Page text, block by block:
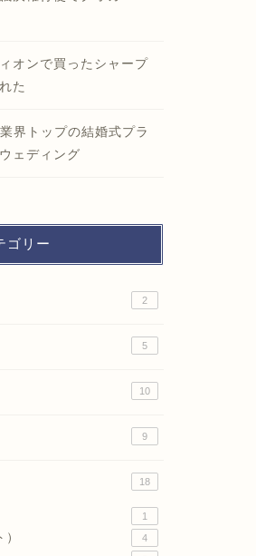
オンで買ったシャープ
た
界トップの結婚式プラ
ェディング
ゴリー
2
5
10
9
18
1
4